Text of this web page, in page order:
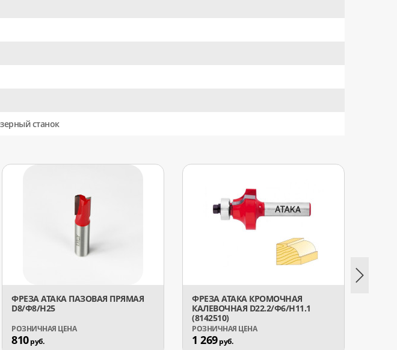
станок
ФРЕЗА АТАКА ПАЗОВАЯ ПРЯМАЯ
D8/Ф8/H25
810руб.
ФРЕЗА АТАКА КРОМОЧНАЯ
КАЛЕВОЧНАЯ D22.2/Ф6/H11.1
(8142510)
1 269руб.